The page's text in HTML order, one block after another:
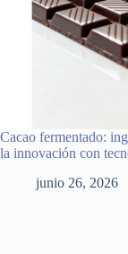
Cacao fermentado:
la innovación con
junio 26, 2026